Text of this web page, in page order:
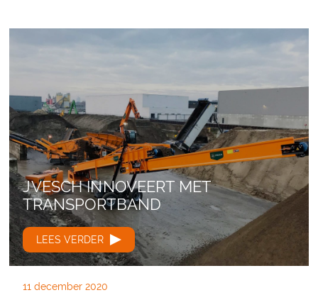
JVESCH INNOVEERT MET
TRANSPORTBAND
LEES VERDER
11 december 2020